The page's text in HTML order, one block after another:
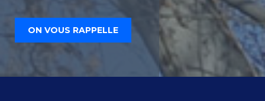
ON VOUS RAPPELLE